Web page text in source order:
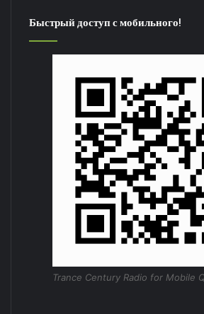
Быстрый доступ с мобильного!
Trance Century Radio for Mobile